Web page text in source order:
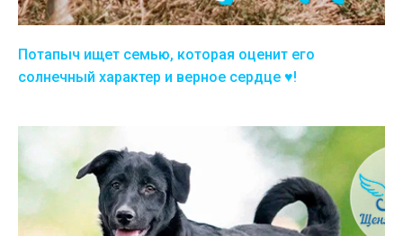
Потапыч ищет семью, которая оценит его
солнечный характер и верное сердце ♥️!